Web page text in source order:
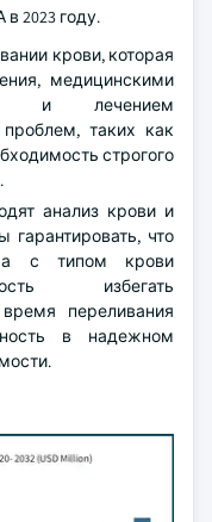
2023 году.
крови, которая
медицинскими
и лечением
таких как
строгого
анализ крови и
гарантировать, что
с типом крови
избегать
переливания
в надежном